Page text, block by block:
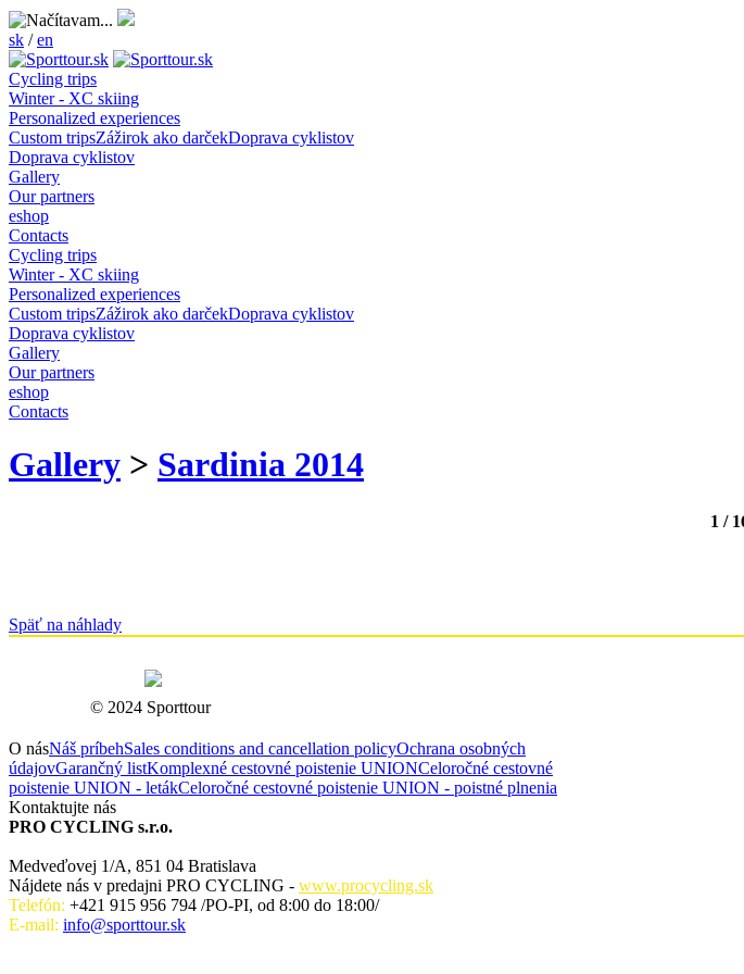
sk /en
Cycling trips
Winter - XC skiing
Personalized experiences
Custom tripsZážirok ako darčekDoprava cyklistov
Doprava cyklistov
Gallery
Our partners
eshop
Contacts
Cycling trips
Winter - XC skiing
Personalized experiences
Custom tripsZážirok ako darčekDoprava cyklistov
Doprava cyklistov
Gallery
Our partners
eshop
Contacts
Gallery > Sardinia 2014
1 /
Späť na náhlady
© 2024 Sporttour
O násNáš príbehSales conditions and cancellation policyOchrana osobných
údajovGarančný listKomplexné cestovné poistenie UNIONCeloročné cestovné
poistenie UNION - letákCeloročné cestovné poistenie UNION - poistné plnenia
Kontaktujte nás
PRO CYCLING s.r.o.
Medveďovej 1/A, 851 04 Bratislava
Nájdete nás v predajni PRO CYCLING - www.procycling.sk
Telefón: +421 915 956 794 /PO-PI, od 8:00 do 18:00/
E-mail: info@sporttour.sk